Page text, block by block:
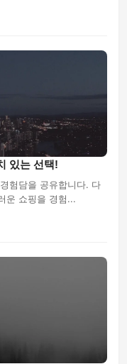
있는 선택!
험담을 공유합니다. 다
운 쇼핑을 경험...